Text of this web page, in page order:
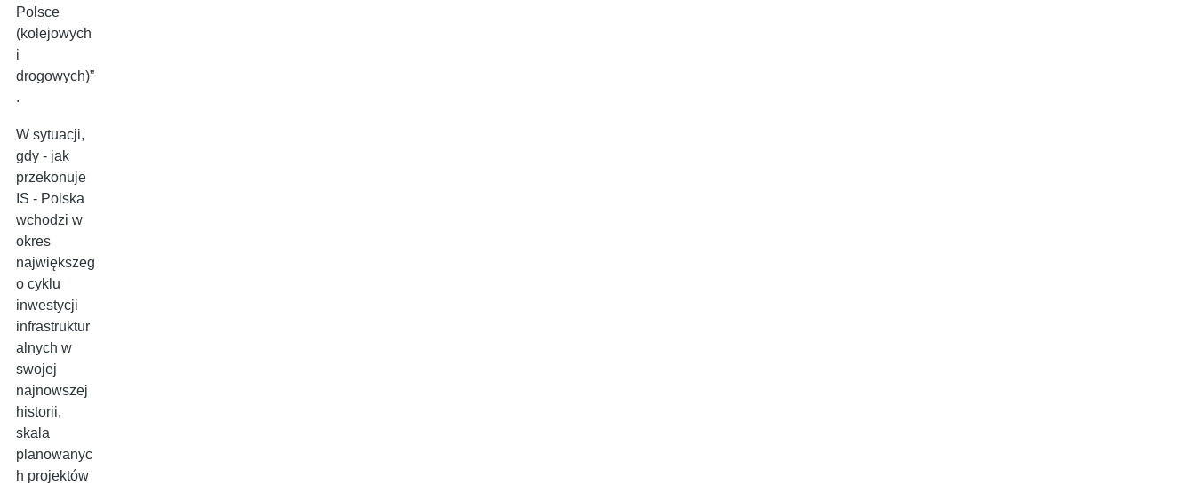
Polsce
(kolejowych
i
drogowych)”
.
W sytuacji,
gdy - jak
przekonuje
IS - Polska
wchodzi w
okres
największeg
o cyklu
inwestycji
infrastruktur
alnych w
swojej
najnowszej
historii,
skala
planowanyc
h projektów